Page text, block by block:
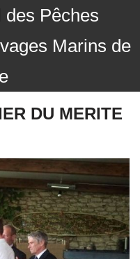
Pêches
Marins de
DU MERITE